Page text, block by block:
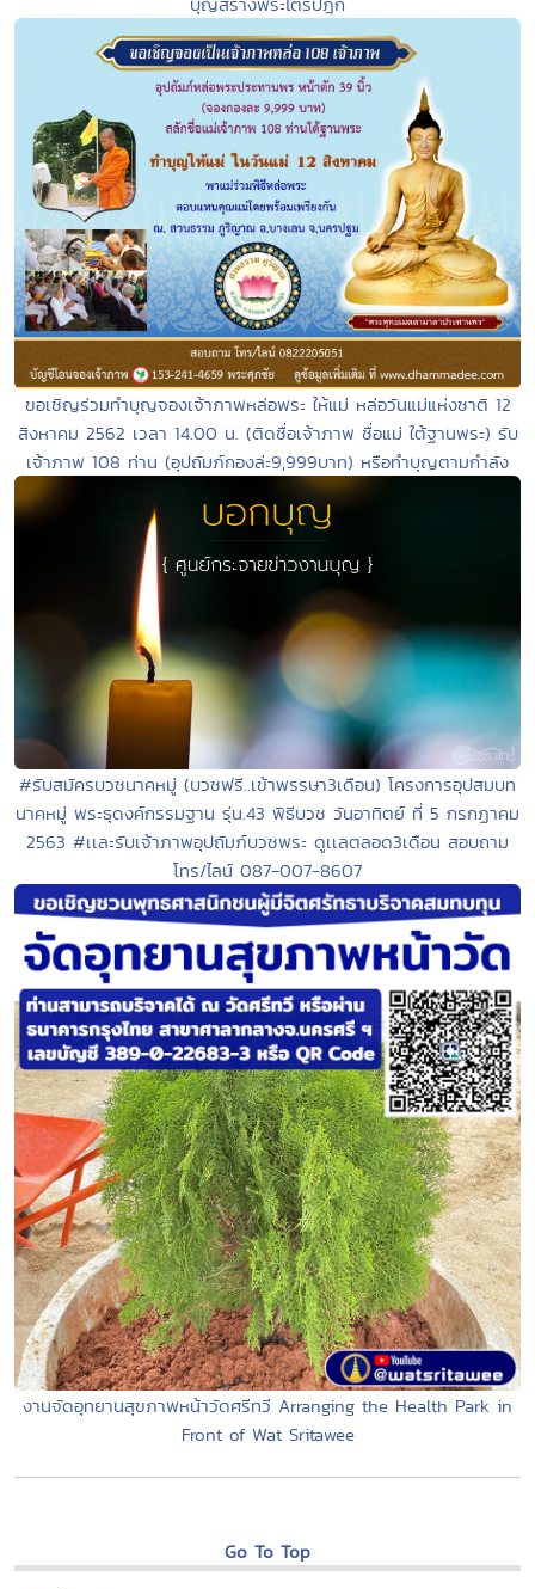
ขอเชิญร่วมทำบุญจองเจ้าภาพหล่อพระ ให้แม่ หล่อวันแม่แห่งชาติ 12
สิงหาคม 2562 เวลา 14.00 น. (ติดชื่อเจ้าภาพ ชื่อแม่ ใต้ฐานพระ) รับ
เจ้าภาพ 108 ท่าน (อุปถัมภ์กองล่ะ9,999บาท) หรือทำบุญตามกำลัง
#รับสมัครบวชนาคหมู่ (บวชฟรี..เข้าพรรษา3เดือน) โครงการอุปสมบท
นาคหมู่ พระธุดงค์กรรมฐาน รุ่น.43 พิธีบวช วันอาทิตย์ ที่ 5 กรกฏาคม
2563 #เเละรับเจ้าภาพอุปถัมภ์บวชพระ ดูเเลตลอด3เดือน สอบถาม
โทร/ไลน์ 087-007-8607
งานจัดอุทยานสุขภาพหน้าวัดศรีทวี Arranging the Health Park in
Front of Wat Sritawee
Go To Top